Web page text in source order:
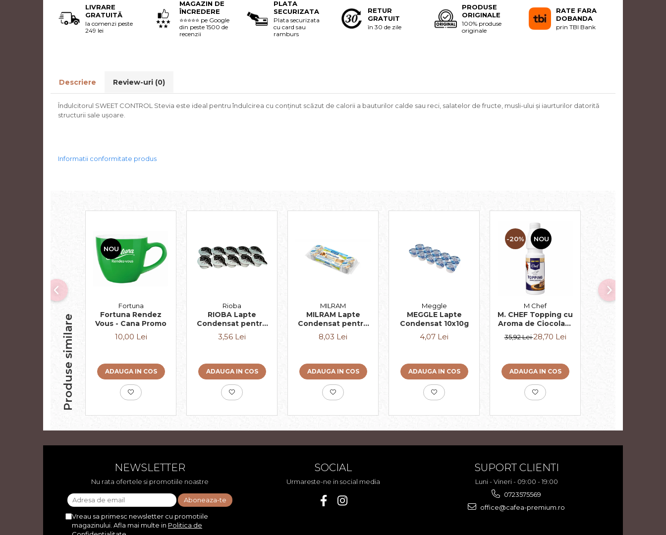
LIVRARE
GRATUITĂ
la comenzi peste
249 lei
MAGAZIN DE
ÎNCREDERE
⭐⭐⭐⭐⭐ pe Google
din peste 1500 de
recenzii
PLATA
SECURIZATA
Plata securizata
cu card sau
ramburs
RETUR
GRATUIT
în 30 de zile
PRODUSE
ORIGINALE
100% produse
originale
RATE FARA
DOBANDA
prin TBI Bank
Descriere Review-uri (0)
Îndulcitorul SWEET CONTROL Stevia este ideal pentru îndulcirea cu conținut scăzut de calorii a bauturilor calde sau reci, salatelor de fructe, musli-ului și iaurturilor datorită
structurii sale ușoare.
Informatii conformitate produs
Produse similare
NOU
Fortuna
Fortuna Rendez
Vous - Cana Promo
10,00 Lei
ADAUGA IN COS
Rioba
RIOBA Lapte
Condensat pentru
Cafea 10x7.5g
3,56 Lei
ADAUGA IN COS
MILRAM
MILRAM Lapte
Condensat pentru
Cafea cu Aroma
Irish Cream 10x14g
8,03 Lei
ADAUGA IN COS
Meggle
MEGGLE Lapte
Condensat 10x10g
4,07 Lei
ADAUGA IN COS
-20% NOU
M Chef
M. CHEF Topping cu
Aroma de Ciocolata
1Kg
35,92 Lei28,70 Lei
ADAUGA IN COS
NEWSLETTER
Nu rata ofertele si promotiile noastre
Vreau sa primesc newsletter cu promotiile
magazinului. Afla mai multe in Politica de
SOCIAL
Urmareste-ne in social media
SUPORT CLIENTI
Luni - Vineri - 09:00 - 19:00
0723575569
office@cafea-premium.ro